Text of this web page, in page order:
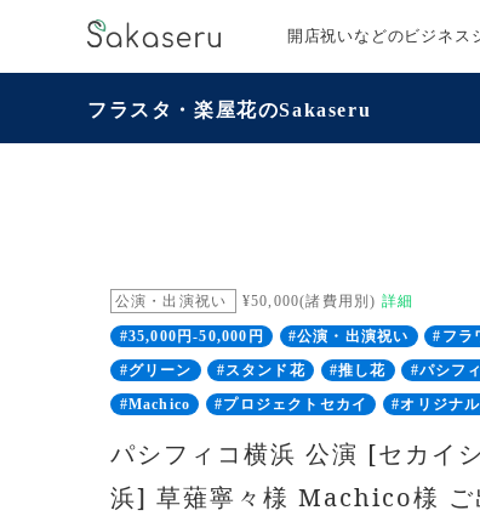
開店祝いなどのビジネス
フラスタ・楽屋花のSakaseru
公演・出演祝い ¥50,000(諸費用別) 詳細
#35,000円-50,000円 #公演・出演祝い
#フラ
#グリーン
#スタンド花 #推し花 #パシフ
#Machico
#プロジェクトセカイ #オリジナ
パシフィコ横浜 公演 [セカイ
浜] 草薙寧々様 Machico様 ご